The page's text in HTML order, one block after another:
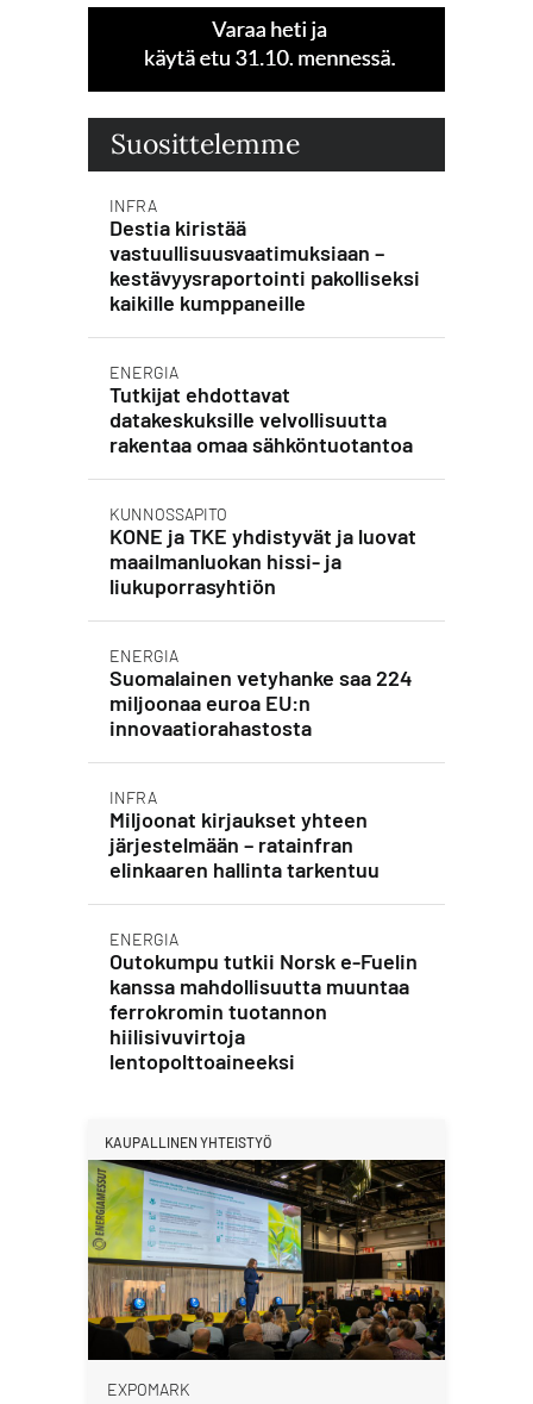
Suosittelemme
INFRA
Destia kiristää
vastuullisuusvaatimuksiaan –
kestävyysraportointi pakolliseksi
kaikille kumppaneille
ENERGIA
Tutkijat ehdottavat
datakeskuksille velvollisuutta
rakentaa omaa sähköntuotantoa
KUNNOSSAPITO
KONE ja TKE yhdistyvät ja luovat
maailmanluokan hissi- ja
liukuporrasyhtiön
ENERGIA
Suomalainen vetyhanke saa 224
miljoonaa euroa EU:n
innovaatiorahastosta
INFRA
Miljoonat kirjaukset yhteen
järjestelmään – ratainfran
elinkaaren hallinta tarkentuu
ENERGIA
Outokumpu tutkii Norsk e-Fuelin
kanssa mahdollisuutta muuntaa
ferrokromin tuotannon
hiilisivuvirtoja
lentopolttoaineeksi
KAUPALLINEN YHTEISTYÖ
EXPOMARK